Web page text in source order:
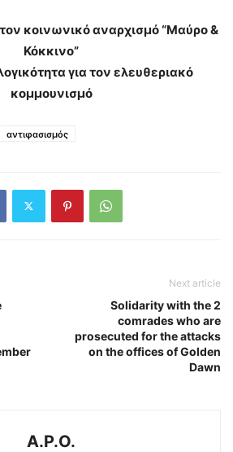
κοινωνικό αναρχισμό “Μαύρο &
Κόκκινο”
για τον ελευθεριακό
κομμουνισμό
αντιφασισμός
Next article
Solidarity with the 2
comrades who are
prosecuted for the attacks
on the offices of Golden
Dawn
A.P.O.